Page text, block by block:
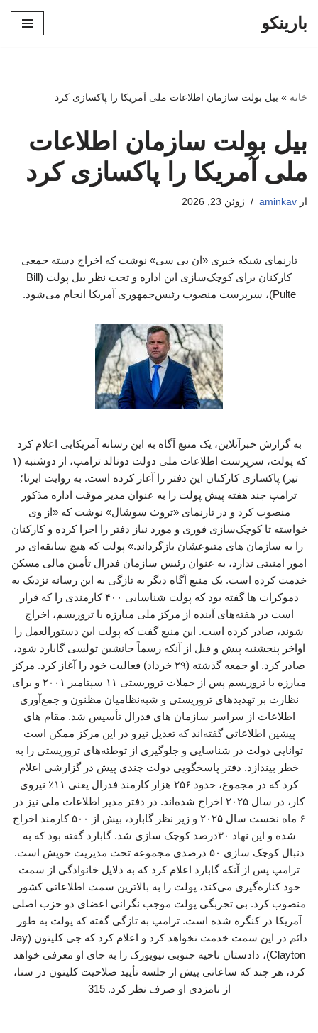
بارینکو
خانه » بیل بولت سازمان اطلاعات ملی آمریکا را پاکسازی کرد
بیل بولت سازمان اطلاعات
ملی آمریکا را پاکسازی کرد
از aminkav ژوئن 23, 2026
تارنمای شبکه خبری «ان بی سی» نوشت که اخراج‌ دسته جمعی
کارکنان برای کوچک‌سازی این اداره و تحت نظر بیل پولت (Bill
Pulte)، سرپرست منصوب رئیس‌جمهوری آمریکا انجام می‌شود.
به گزارش خبرآنلاین، یک منبع آگاه به این رسانه آمریکایی اعلام کرد
که پولت، سرپرست اطلاعات ملی دولت دونالد ترامپ، از دوشنبه (۱
تیر) پاکسازی کارکنان این دفتر را آغاز کرده است. به روایت ایرنا؛
ترامپ چند هفته پیش پولت را به عنوان مدیر موقت اداره مذکور
منصوب کرد و در تارنمای «تروث سوشال» نوشت که «از وی
خواسته تا کوچک‌سازی فوری و مورد نیاز دفتر را اجرا کرده و کارکنان
را به سازمان های متبوعشان بازگرداند.» پولت که هیچ سابقه‌ای در
امور امنیتی ندارد، به عنوان رئیس سازمان فدرال تأمین مالی مسکن
خدمت کرده است. یک منبع آگاه دیگر به تازگی به این رسانه نزدیک به
دموکرات ها گفته بود که پولت شناسایی ۴۰۰ کارمندی را که قرار
است در هفته‌های آینده از مرکز ملی مبارزه با تروریسم، اخراج
شوند، صادر کرده است. این منبع گفت که پولت این دستورالعمل را
اواخر پنجشنبه پیش و قبل از آنکه رسماً جانشین تولسی گابارد شود،
صادر کرد. او جمعه گذشته (۲۹ خرداد) فعالیت خود را آغاز کرد. مرکز
مبارزه با تروریسم پس از حملات تروریستی ۱۱ سپتامبر ۲۰۰۱ و برای
نظارت بر تهدیدهای تروریستی و شبه‌نظامیان مظنون و جمع‌آوری
اطلاعات از سراسر سازمان های فدرال تأسیس شد. مقام های
پیشین اطلاعاتی گفته‌اند که تعدیل نیرو در این مرکز ممکن است
توانایی دولت در شناسایی و جلوگیری از توطئه‌های تروریستی را به
خطر بیندازد. دفتر پاسخگویی دولت چندی پیش در گزارشی اعلام
کرد که در مجموع، حدود ۲۵۶ هزار کارمند فدرال یعنی ۱۱٪ نیروی
کار، در سال ۲۰۲۵ اخراج شده‌اند. در دفتر مدیر اطلاعات ملی نیز در
۶ ماه نخست سال ۲۰۲۵ و زیر نظر گابارد، بیش از ۵۰۰ کارمند اخراج
شده و این نهاد ۳۰درصد کوچک سازی شد. گابارد گفته بود که به
دنبال کوچک سازی ۵۰ درصدی مجموعه تحت مدیریت خویش است.
ترامپ پس از آنکه گابارد اعلام کرد که به دلایل خانوادگی از سمت
خود کناره‌گیری می‌کند، پولت را به بالاترین سمت اطلاعاتی کشور
منصوب کرد. بی تجربگی پولت موجب نگرانی‌ اعضای دو حزب اصلی
آمریکا در کنگره شده است. ترامپ به تازگی گفته که پولت به طور
دائم در این سمت خدمت نخواهد کرد و اعلام کرد که جی کلیتون (Jay
Clayton)، دادستان ناحیه جنوبی نیویورک را به جای او معرفی خواهد
کرد، هر چند که ساعاتی پیش از جلسه تأیید صلاحیت کلیتون در سنا،
از نامزدی او صرف نظر کرد. 315